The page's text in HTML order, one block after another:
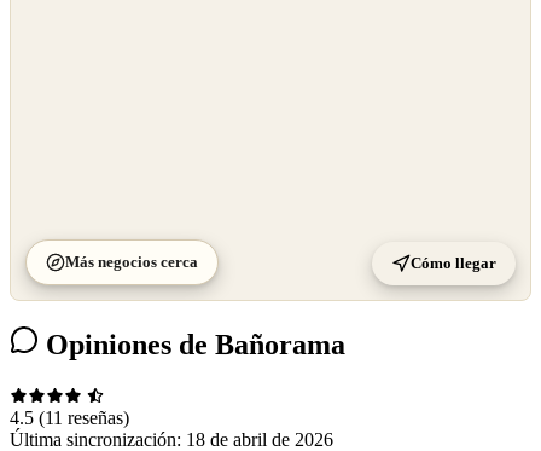
Más negocios cerca Cómo llegar
Opiniones de Bañorama
4.5 (11 reseñas)
Última sincronización: 18 de abril de 2026